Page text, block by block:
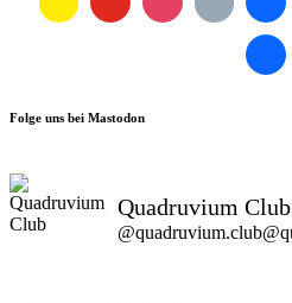
Folge uns bei Mastodon
Quadruvium Club